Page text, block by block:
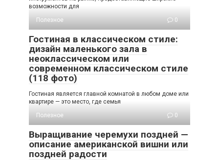
возможности для
Полезное
0
Гостиная в классическом стиле:
дизайн маленького зала в
неоклассическом или
современном классическом стиле
(118 фото)
Гостиная является главной комнатой в любом доме или
квартире — это место, где семья
Полезное
0
Выращивание черемухи поздней —
описание американской вишни или
поздней радости